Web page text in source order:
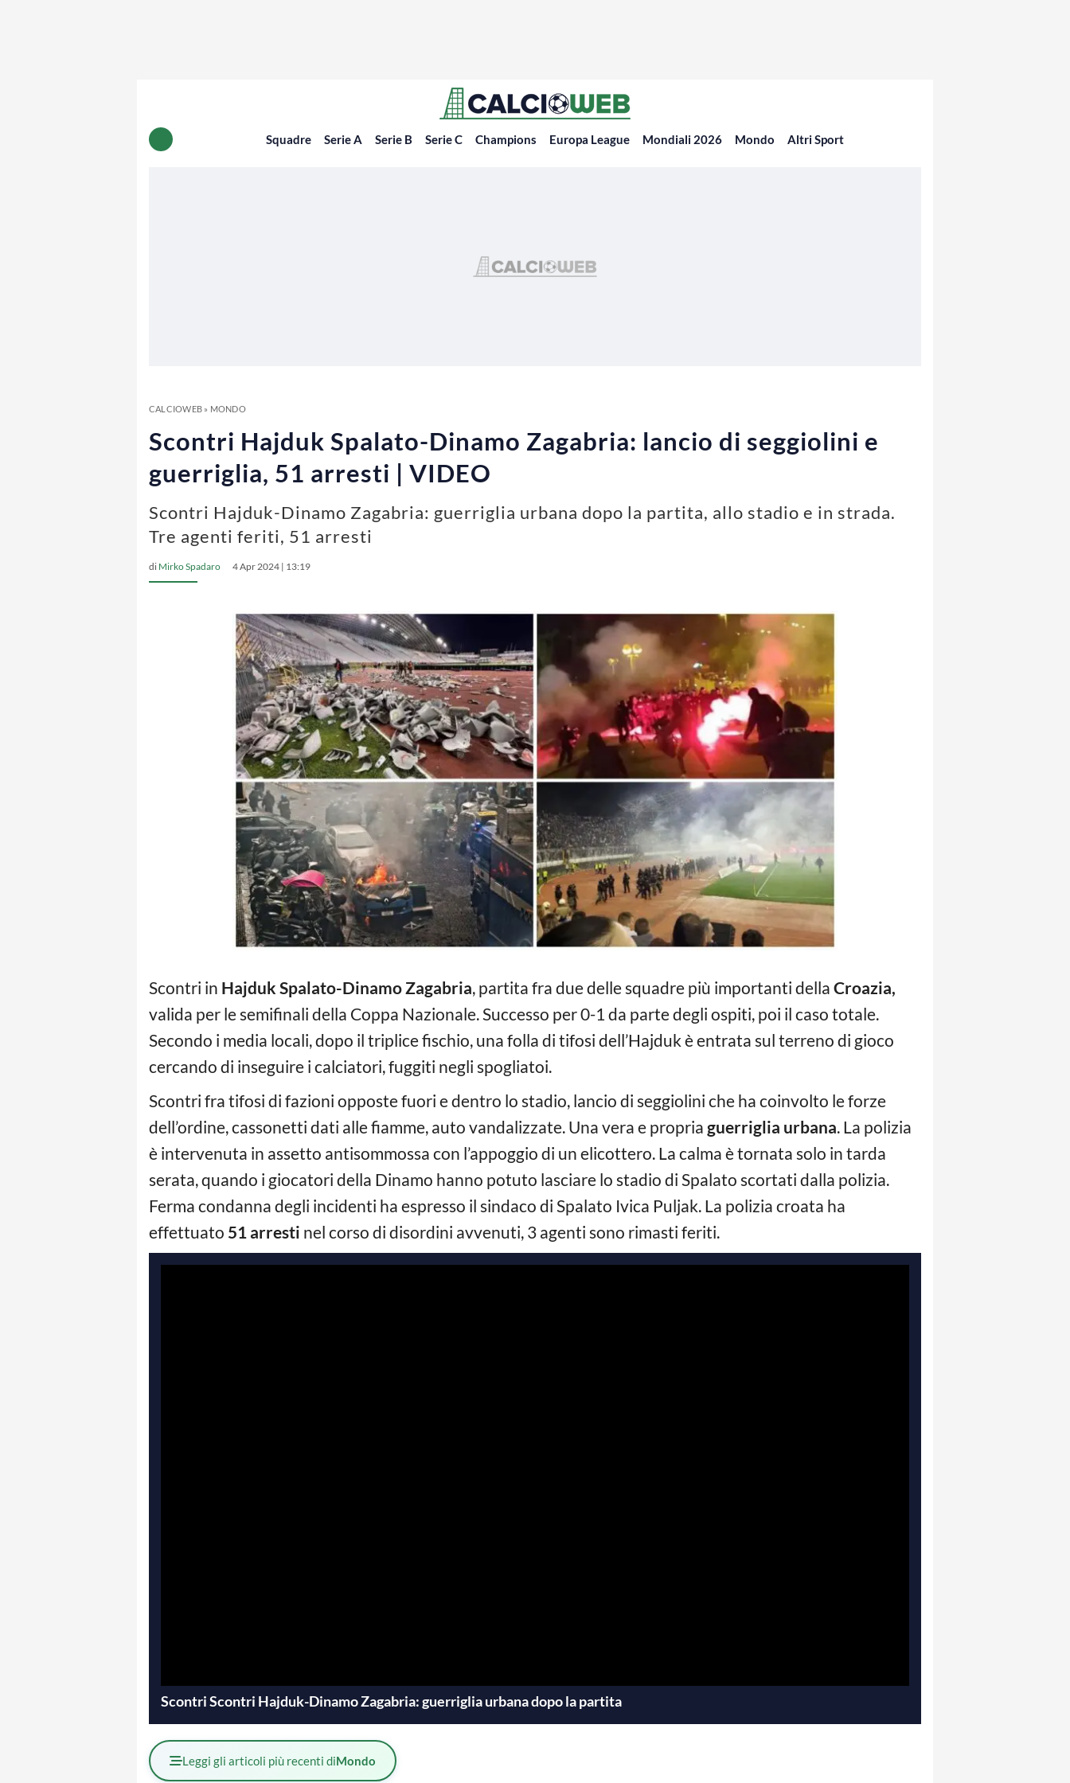
Squadre Serie A Serie B Serie C Champions Europa League Mondiali 2026 Mondo Altri Sport
CALCIOWEB» MONDO
Scontri Hajduk Spalato-Dinamo Zagabria: lancio di seggiolini e
guerriglia, 51 arresti | VIDEO
Scontri Hajduk-Dinamo Zagabria: guerriglia urbana dopo la partita, allo stadio e in strada.
Tre agenti feriti, 51 arresti
di Mirko Spadaro 4 Apr 2024 | 13:19
Scontri in Hajduk Spalato-Dinamo Zagabria, partita fra due delle squadre più importanti della Croazia,
valida per le semifinali della Coppa Nazionale. Successo per 0-1 da parte degli ospiti, poi il caso totale.
Secondo i media locali, dopo il triplice fischio, una folla di tifosi dell’Hajduk è entrata sul terreno di gioco
cercando di inseguire i calciatori, fuggiti negli spogliatoi.
Scontri fra tifosi di fazioni opposte fuori e dentro lo stadio, lancio di seggiolini che ha coinvolto le forze
dell’ordine, cassonetti dati alle fiamme, auto vandalizzate. Una vera e propria guerriglia urbana. La polizia
è intervenuta in assetto antisommossa con l’appoggio di un elicottero. La calma è tornata solo in tarda
serata, quando i giocatori della Dinamo hanno potuto lasciare lo stadio di Spalato scortati dalla polizia.
Ferma condanna degli incidenti ha espresso il sindaco di Spalato Ivica Puljak. La polizia croata ha
effettuato 51 arresti nel corso di disordini avvenuti, 3 agenti sono rimasti feriti.
Scontri Scontri Hajduk-Dinamo Zagabria: guerriglia urbana dopo la partita
Leggi gli articoli più recenti diMondo